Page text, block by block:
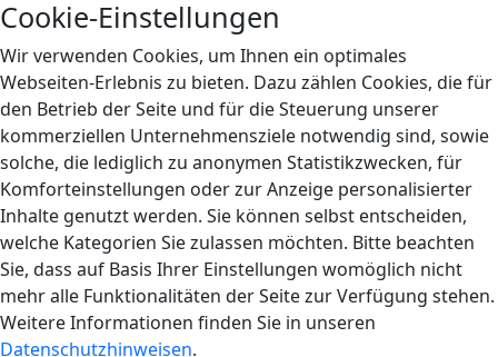
Cookie-Einstellungen
Wir verwenden Cookies, um Ihnen ein optimales
Webseiten-Erlebnis zu bieten. Dazu zählen Cookies, die für
den Betrieb der Seite und für die Steuerung unserer
kommerziellen Unternehmensziele notwendig sind, sowie
solche, die lediglich zu anonymen Statistikzwecken, für
Komforteinstellungen oder zur Anzeige personalisierter
Inhalte genutzt werden. Sie können selbst entscheiden,
welche Kategorien Sie zulassen möchten. Bitte beachten
Sie, dass auf Basis Ihrer Einstellungen womöglich nicht
mehr alle Funktionalitäten der Seite zur Verfügung stehen.
Weitere Informationen finden Sie in unseren
Datenschutzhinweisen.